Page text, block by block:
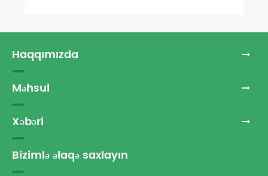
Haqqımızda
Məhsul
Xəbəri
Bizimlə əlaqə saxlayın